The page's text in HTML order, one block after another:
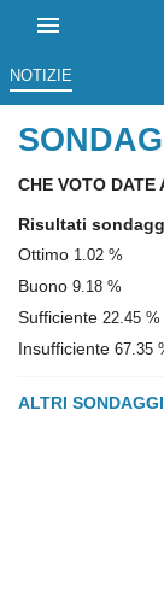
NOTIZIE
CHE VOTO DATE
Risultati
Ottimo 1.02 %
Buono 9.18 %
Sufficiente 22.45 %
Insufficiente 67.35
ALTRI SONDAGGI